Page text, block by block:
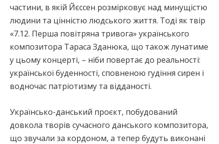
частини, в якій Йєссен розмірковує над минущістю
людини та цінністю людського життя. Тоді як твір
«7.12. Перша повітряна тривога» українського
композитора Тараса Зданюка, що також лунатиме
у цьому концерті, – ніби повертає до реальності:
української буденності, сповненою гудіння сирен і
водночас патріотизму та відданості.
Українсько-данський проєкт, побудований
довкола творів сучасного данського композитора,
що звучали за кордоном, а тепер будуть виконані